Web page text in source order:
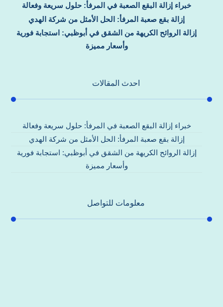
خبراء إزالة البقع الصعبة في المرفأ: حلول سريعة وفعالة
إزالة بقع صعبة المرفأ: الحل الأمثل من شركة الهدي
إزالة الروائح الكريهة من الشقق في أبوظبي: استجابة فورية
وأسعار مميزة
احدث المقالات
خبراء إزالة البقع الصعبة في المرفأ: حلول سريعة وفعالة
إزالة بقع صعبة المرفأ: الحل الأمثل من شركة الهدي
إزالة الروائح الكريهة من الشقق في أبوظبي: استجابة فورية
وأسعار مميزة
معلومات للتواصل